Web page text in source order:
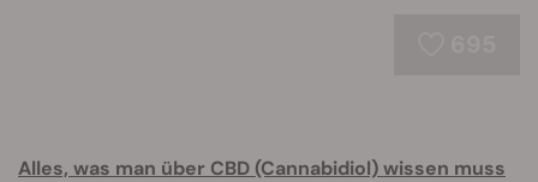
Alles, was man über CBD (Cannabidiol) wissen muss